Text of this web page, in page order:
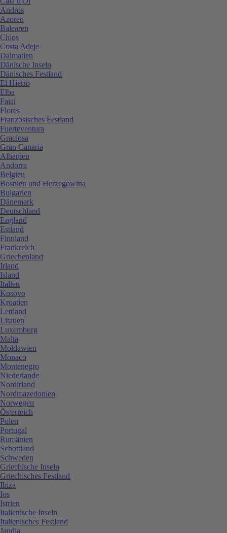
Andros
Azoren
Balearen
Chios
Costa Adeje
Dalmatien
Dänische Inseln
Dänisches Festland
El Hierro
Elba
Faial
Flores
Französisches Festland
Fuerteventura
Graciosa
Gran Canaria
Albanien
Andorra
Belgien
Bosnien und Herzegowina
Bulgarien
Dänemark
Deutschland
England
Estland
Finnland
Frankreich
Griechenland
Irland
Island
Italien
Kosovo
Kroatien
Lettland
Litauen
Luxemburg
Malta
Moldawien
Monaco
Montenegro
Niederlande
Nordirland
Nordmazedonien
Norwegen
Österreich
Polen
Portugal
Rumänien
Schottland
Schweden
Griechische Inseln
Griechisches Festland
Ibiza
Ios
Istrien
Italienische Inseln
Italienisches Festland
Jandia